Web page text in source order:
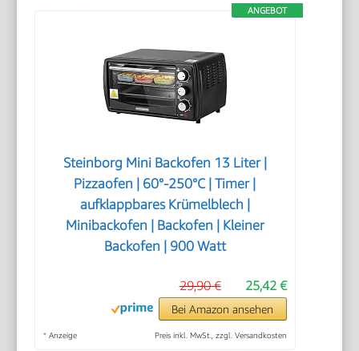
ANGEBOT
Steinborg Mini Backofen 13 Liter |
Pizzaofen | 60°-250°C | Timer |
aufklappbares Krümelblech |
Minibackofen | Backofen | Kleiner
Backofen | 900 Watt
25,42 €
29,90 €
Bei Amazon ansehen
* Anzeige Preis inkl. MwSt., zzgl. Versandkosten